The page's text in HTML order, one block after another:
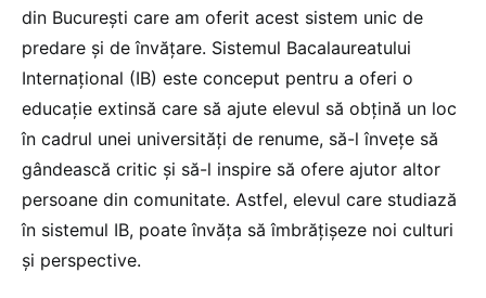
din București care am oferit acest sistem unic de
predare și de învățare. Sistemul Bacalaureatului
Internațional (IB) este conceput pentru a oferi o
educație extinsă care să ajute elevul să obțină un loc
în cadrul unei universități de renume, să-l învețe să
gândească critic și să-l inspire să ofere ajutor altor
persoane din comunitate. Astfel, elevul care studiază
în sistemul IB, poate învăța să îmbrățișeze noi culturi
și perspective.